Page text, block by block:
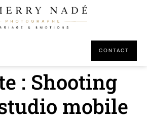
CONTACT
: Shooting
mobile